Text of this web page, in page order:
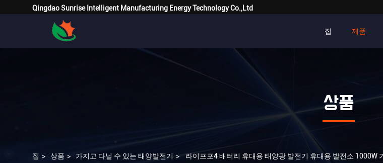
Qingdao Sunrise Intelligent Manufacturing Energy Technology Co.,Ltd
집 제품
상품
집 > 상품 > 가지고 다닐 수 있는 태양발전기 > 라이프포4 배터리 휴대용 태양광 발전기 휴대용 발전소 1000W